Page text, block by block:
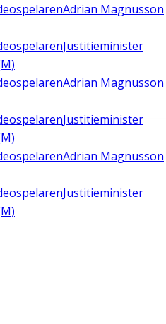
Adrian Magnusson
Justitieminister
Adrian Magnusson
Justitieminister
Adrian Magnusson
Justitieminister